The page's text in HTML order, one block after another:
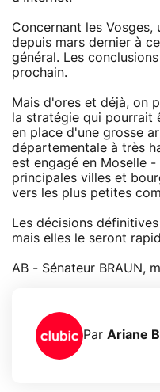
Concernant les Vosges,
depuis mars dernier à
général. Les
prochain.
Mais d'ores et déjà, on
la stratégie qui pourrait
en place d'une grosse
départementale à très
est engagé en Moselle
principales villes et
vers les plus petites
Les décisions
mais elles le seront
AB - Sénateur BRAUN,
Par Ariane